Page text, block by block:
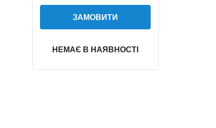
ЗАМОВИТИ
НЕМАЄ В НАЯВНОСТІ